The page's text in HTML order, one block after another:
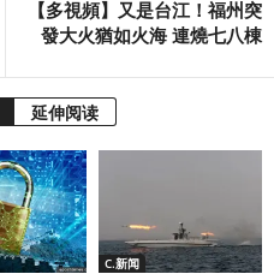
【多視頻】又是台江！福州突
發大火猶如火海 連燒七八棟
延伸阅读
C.新闻